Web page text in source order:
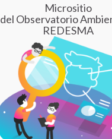
Micrositio
Observatorio
REDESMA